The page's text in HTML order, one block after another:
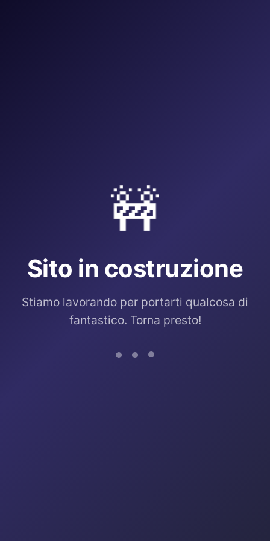
🚧
Sito in costruzione
Stiamo lavorando per portarti qualcosa di
fantastico. Torna presto!